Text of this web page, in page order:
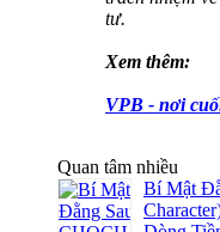
tư.
Xem thêm:
VPB - nơi
Quan tâm nhiều
Bí Mật